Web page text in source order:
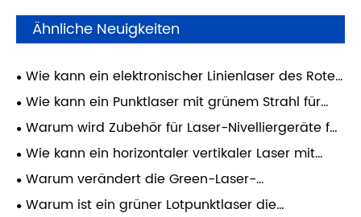
Ähnliche Neuigkeiten
Wie kann ein elektronischer Linienlaser des Roten
Kreuzes die Genauigkeit und Effizienz moderner
Bauprojekte verbessern?
Wie kann ein Punktlaser mit grünem Strahl für
den Bau die Genauigkeit und Effizienz auf
modernen Baustellen verbessern?
Warum wird Zubehör für Laser-Nivelliergeräte für
die moderne Arbeit unverzichtbar?
Wie kann ein horizontaler vertikaler Laser mit
grüner Kreuzlinie die Genauigkeit bei modernen
Bau- und Heimwerkerprojekten verbessern?
Warum verändert die Green-Laser-
Nivelliertechnologie das moderne Bauwesen?
Warum ist ein grüner Lotpunktlaser die